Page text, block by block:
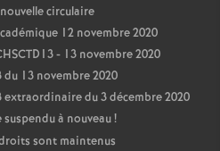
circulaire
12 novembre 2020
- 13 novembre 2020
13 novembre 2020
extraordinaire du 3 décembre 2020
à nouveau!
sont maintenus